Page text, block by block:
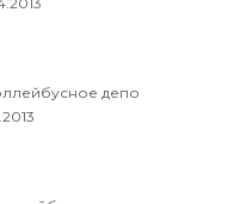
депо